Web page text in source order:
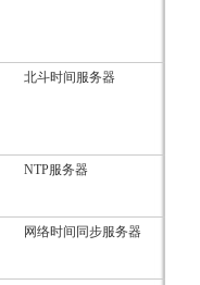
北斗时间服务器
NTP服务器
网络时间同步服务器